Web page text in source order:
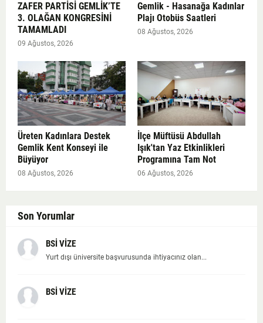
ZAFER PARTİSİ GEMLİK’TE
3. OLAĞAN KONGRESİNİ
TAMAMLADI
09 Ağustos, 2026
Gemlik - Hasanağa Kadınlar
Plajı Otobüs Saatleri
08 Ağustos, 2026
Üreten Kadınlara Destek
Gemlik Kent Konseyi ile
Büyüyor
08 Ağustos, 2026
İlçe Müftüsü Abdullah
Işık'tan Yaz Etkinlikleri
Programına Tam Not
06 Ağustos, 2026
Son Yorumlar
BSİ VİZE
Yurt dışı üniversite başvurusunda ihtiyacınız olan...
BSİ VİZE